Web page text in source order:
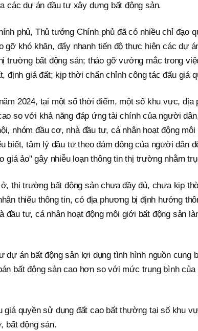
các dự án đầu tư xây dựng bất động sản.
phủ, Thủ tướng Chính phủ đã có nhiều chỉ đạo
gỡ khó khăn, đẩy nhanh tiến độ thực hiện các dự
trường bất động sản; tháo gỡ vướng mắc trong
định giá đất; kịp thời chấn chỉnh công tác đấu giá
2024, tại một số thời điểm, một số khu vực, địa
so với khả năng đáp ứng tài chính của người
nhóm đầu cơ, nhà đầu tư, cá nhân hoạt động
biết, tâm lý đầu tư theo đám đông của người dân
giá ảo" gây nhiễu loạn thông tin thị trường nhằm
thị trường bất động sản chưa đầy đủ, chưa kịp
thiếu thông tin, có địa phương bị định hướng
đầu tư, cá nhân hoạt động môi giới bất động sản
dự án bất động sản lợi dụng tình hình nguồn cung
bất động sản cao hơn so với mức trung bình
giá quyền sử dụng đất cao bất thường tại số khu
bất động sản.